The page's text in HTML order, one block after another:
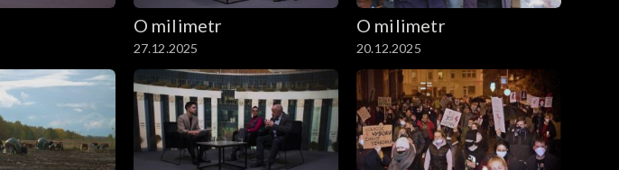
O milimetr
27.12.2025
O milimetr
20.12.2025